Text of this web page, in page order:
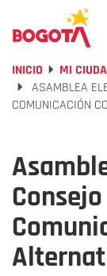
INICIO MI
ASAMBLEA
COMUNICACIÓN